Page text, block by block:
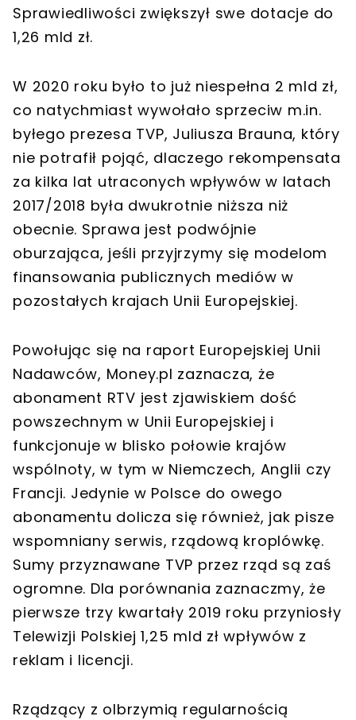
Sprawiedliwości zwiększył swe dotacje do
1,26 mld zł.
W 2020 roku było to już niespełna 2 mld zł,
co natychmiast wywołało sprzeciw m.in.
byłego prezesa TVP, Juliusza Brauna, który
nie potrafił pojąć, dlaczego rekompensata
za kilka lat utraconych wpływów w latach
2017/2018 była dwukrotnie niższa niż
obecnie. Sprawa jest podwójnie
oburzająca, jeśli przyjrzymy się modelom
finansowania publicznych mediów w
pozostałych krajach Unii Europejskiej.
Powołując się na raport Europejskiej Unii
Nadawców, Money.pl zaznacza, że
abonament RTV jest zjawiskiem dość
powszechnym w Unii Europejskiej i
funkcjonuje w blisko połowie krajów
wspólnoty, w tym w Niemczech, Anglii czy
Francji. Jedynie w Polsce do owego
abonamentu dolicza się również, jak pisze
wspomniany serwis, rządową kroplówkę.
Sumy przyznawane TVP przez rząd są zaś
ogromne. Dla porównania zaznaczmy, że
pierwsze trzy kwartały 2019 roku przyniosły
Telewizji Polskiej 1,25 mld zł wpływów z
reklam i licencji.
Rządzący z olbrzymią regularnością